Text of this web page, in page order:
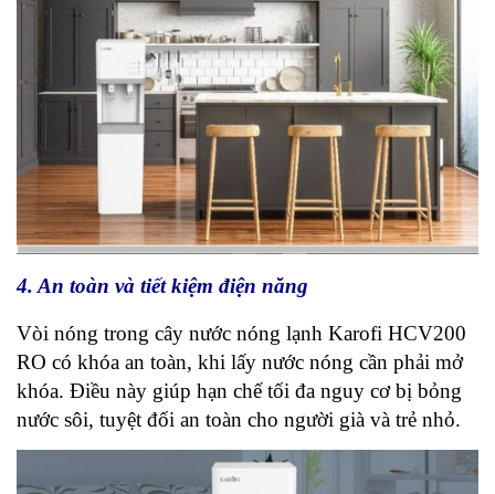
4. An toàn và tiết kiệm điện năng
Vòi nóng trong cây nước nóng lạnh Karofi HCV200
RO có khóa an toàn, khi lấy nước nóng cần phải mở
khóa. Điều này giúp hạn chế tối đa nguy cơ bị bỏng
nước sôi, tuyệt đối an toàn cho người già và trẻ nhỏ.